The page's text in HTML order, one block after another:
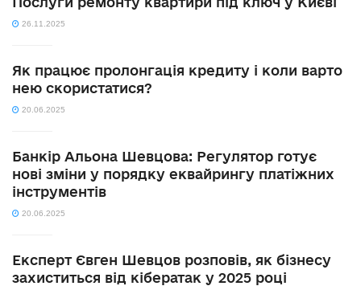
26.11.2025
Як працює пролонгація кредиту і коли варто
нею скористатися?
20.06.2025
Банкір Альона Шевцова: Регулятор готує
нові зміни у порядку еквайрингу платіжних
інструментів
20.06.2025
Експерт Євген Шевцов розповів, як бізнесу
захиститься від кібератак у 2025 році